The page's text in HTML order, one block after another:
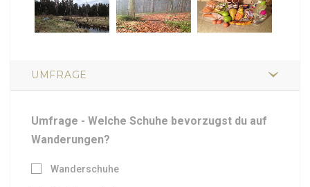
UMFRAGE
Umfrage - Welche Schuhe bevorzugst du auf
Wanderungen?
Wanderschuhe